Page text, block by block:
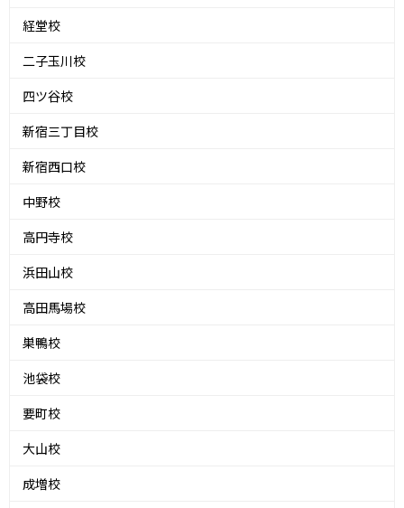
経堂校
二子玉川校
四ツ谷校
新宿三丁目校
新宿西口校
中野校
高円寺校
浜田山校
高田馬場校
巣鴨校
池袋校
要町校
大山校
成増校